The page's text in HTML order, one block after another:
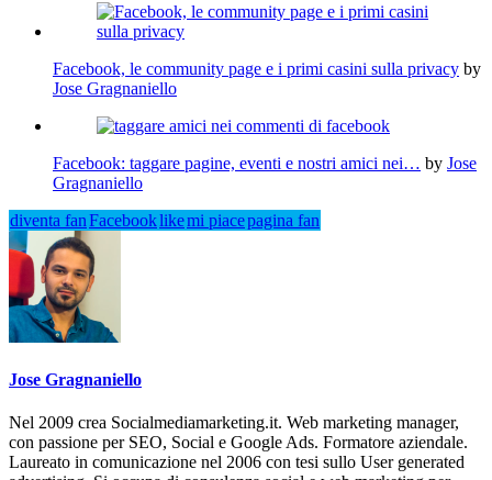
Facebook, le community page e i primi casini sulla privacy by
Jose Gragnaniello
Facebook: taggare pagine, eventi e nostri amici nei… by Jose
Gragnaniello
diventa fanFacebooklikemi piacepagina fan
Jose Gragnaniello
Nel 2009 crea Socialmediamarketing.it. Web marketing manager,
con passione per SEO, Social e Google Ads. Formatore aziendale.
Laureato in comunicazione nel 2006 con tesi sullo User generated